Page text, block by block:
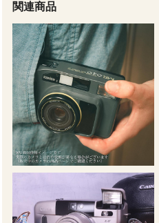
関連商品